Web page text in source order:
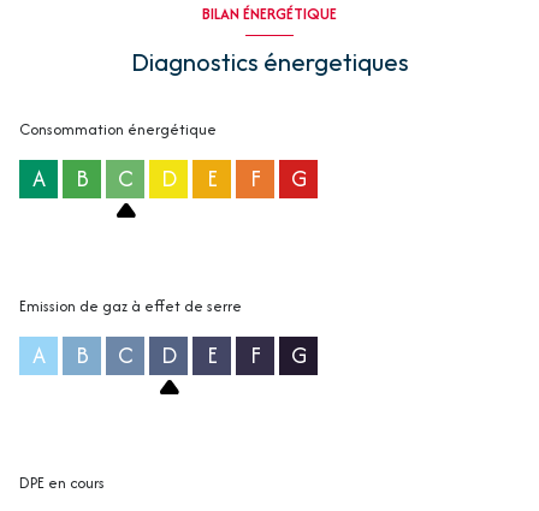
BILAN ÉNERGÉTIQUE
Diagnostics énergetiques
Consommation énergétique
A B C D E F G
Emission de gaz à effet de serre
A B C D E F G
DPE en cours